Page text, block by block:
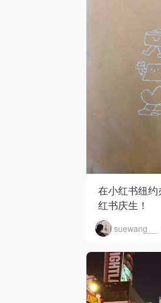
在小红书纽
红书庆生！
suewang__